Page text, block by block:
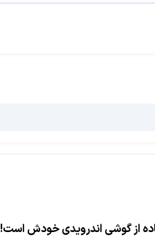
از گوشی اندرویدی خودش است!